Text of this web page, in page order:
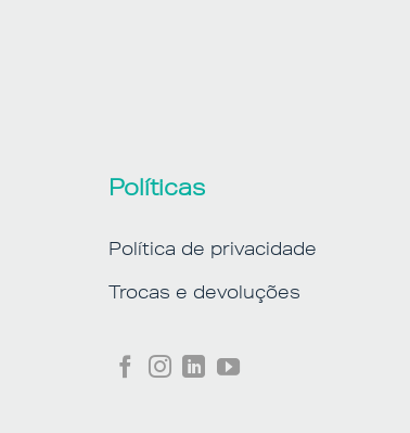
Políticas
Política de privacidade
Trocas e devoluções